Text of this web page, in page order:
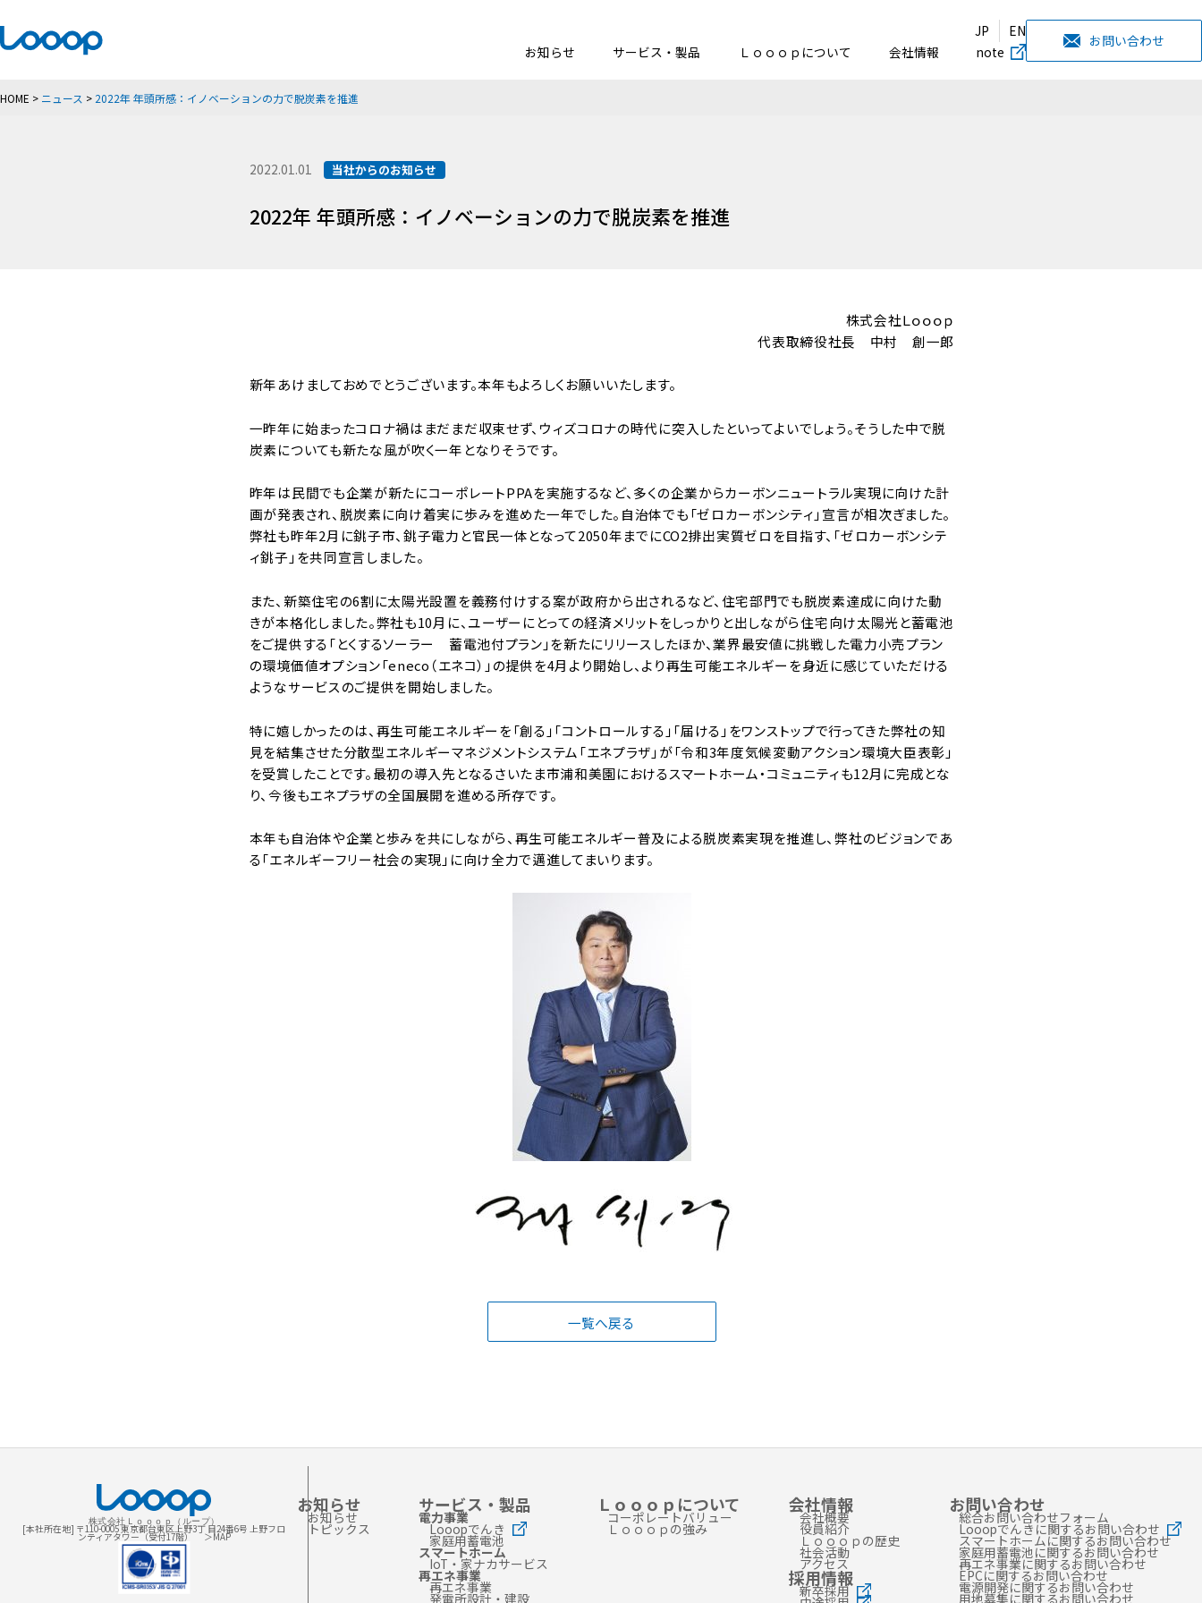
JP
EN
お知らせ
サービス・製品 Ｌｏｏｏｐについて 会社情報 note
お問い合わせ
HOME > ニュース > 2022年 年頭所感：イノベーションの力で脱炭素を推進
2022.01.01 当社からのお知らせ
2022年 年頭所感：イノベーションの力で脱炭素を推進
株式会社Ｌｏｏｏｐ
代表取締役社長 中村 創一郎
新年あけましておめでとうございます。本年もよろしくお願いいたします。
一昨年に始まったコロナ禍はまだまだ収束せず、ウィズコロナの時代に突入したといってよいでしょう。そうした中で脱
炭素についても新たな風が吹く一年となりそうです。
昨年は民間でも企業が新たにコーポレートPPAを実施するなど、多くの企業からカーボンニュートラル実現に向けた計
画が発表され、脱炭素に向け着実に歩みを進めた一年でした。自治体でも「ゼロカーボンシティ」宣言が相次ぎました。
弊社も昨年2月に銚子市、銚子電力と官民一体となって2050年までにCO2排出実質ゼロを目指す、「ゼロカーボンシテ
ィ銚子」を共同宣言しました。
また、新築住宅の6割に太陽光設置を義務付けする案が政府から出されるなど、住宅部門でも脱炭素達成に向けた動
きが本格化しました。弊社も10月に、ユーザーにとっての経済メリットをしっかりと出しながら住宅向け太陽光と蓄電池
をご提供する「とくするソーラー 蓄電池付プラン」を新たにリリースしたほか、業界最安値に挑戦した電力小売プラン
の環境価値オプション「eneco（エネコ）」の提供を4月より開始し、より再生可能エネルギーを身近に感じていただける
ようなサービスのご提供を開始しました。
特に嬉しかったのは、再生可能エネルギーを「創る」「コントロールする」「届ける」をワンストップで行ってきた弊社の知
見を結集させた分散型エネルギーマネジメントシステム「エネプラザ」が「令和3年度気候変動アクション環境大臣表彰」
を受賞したことです。最初の導入先となるさいたま市浦和美園におけるスマートホーム・コミュニティも12月に完成とな
り、今後もエネプラザの全国展開を進める所存です。
本年も自治体や企業と歩みを共にしながら、再生可能エネルギー普及による脱炭素実現を推進し、弊社のビジョンであ
る「エネルギーフリー社会の実現」に向け全力で邁進してまいります。
一覧へ戻る
株式会社Ｌｏｏｏｐ（ループ）
[本社所在地] 〒110-0005 東京都台東区上野3丁 目24番6号 上野フロ
ンティアタワー（受付17階） ＞MAP
お知らせ
お知らせ
トピックス
サービス・製品
電力事業
Looopでんき
家庭用蓄電池
スマートホーム
IoT・家ナカサービス
再エネ事業
再エネ事業
発電所設計・建設
Ｌｏｏｏｐについて
コーポレートバリュー
Ｌｏｏｏｐの強み
会社情報
会社概要
役員紹介
Ｌｏｏｏｐの歴史
社会活動
アクセス
採用情報
新卒採用
お問い合わせ
総合お問い合わせフォーム
Looopでんきに関するお問い合わせ
スマートホームに関するお問い合わせ
家庭用蓄電池に関するお問い合わせ
再エネ事業に関するお問い合わせ
EPCに関するお問い合わせ
電源開発に関するお問い合わせ
用地募集に関するお問い合わせ